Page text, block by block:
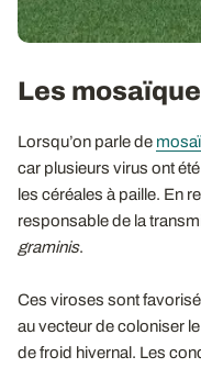
Les
Lorsqu’on parle de
car plusieurs virus ont
les céréales à paille. En
responsable de la
graminis.
Ces viroses sont
au vecteur de coloniser
de froid hivernal. Les